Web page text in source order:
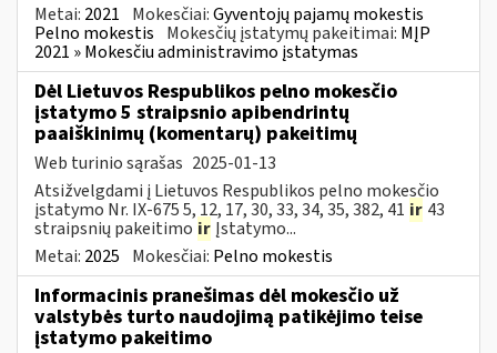
Metai: 2021 Mokesčiai:Gyventojų pajamų mokestis
Pelno mokestis Mokesčių įstatymų pakeitimai: MĮP
2021 » Mokesčiu administravimo įstatymas
Dėl Lietuvos Respublikos pelno mokesčio
įstatymo 5 straipsnio apibendrintų
paaiškinimų (komentarų) pakeitimų
Web turinio sąrašas 2025-01-13
Atsižvelgdami į Lietuvos Respublikos pelno mokesčio
įstatymo Nr. IX-675 5, 12, 17, 30, 33, 34, 35, 382, 41 ir 43
straipsnių pakeitimo ir Įstatymo...
Metai: 2025 Mokesčiai: Pelno mokestis
Informacinis pranešimas dėl mokesčio už
valstybės turto naudojimą patikėjimo teise
įstatymo pakeitimo